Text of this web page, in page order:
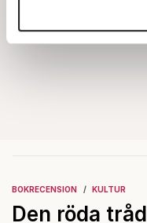
enhet till de sociala
som vi samarbetar
informationen med
BOKRECENSION KULTUR
Den röda